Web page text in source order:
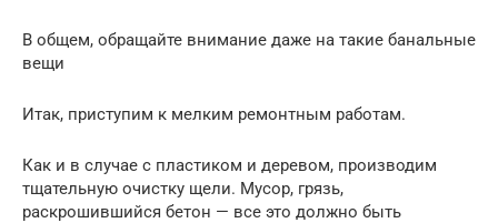
В общем, обращайте внимание даже на такие банальные
вещи
Итак, приступим к мелким ремонтным работам.
Как и в случае с пластиком и деревом, производим
тщательную очистку щели. Мусор, грязь,
раскрошившийся бетон — все это должно быть